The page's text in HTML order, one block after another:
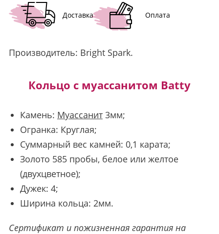
Доставка Оплата
Производитель: Bright Spark.
Кольцо с муассанитом Batty
Камень: Муассанит3мм;
Огранка: Круглая;
Суммарный вес камней: 0,1 карата;
Золото 585 пробы, белое или желтое
(двухцветное);
Дужек: 4;
Ширина кольца: 2мм.
Сертификат и пожизненная гарантия на